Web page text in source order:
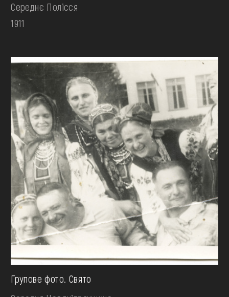
Середнє Полісся
1911
Групове фото. Свято